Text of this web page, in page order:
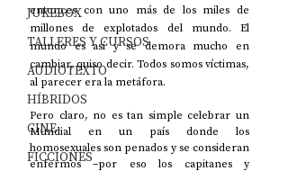
JUKEBOX
TALLERES Y CURSOS
AUDIOTEXTO
HÍBRIDOS
CINE
FICCIONES
entonces con uno más de los miles de
millones de explotados del mundo. El
mundo es así y se demora mucho en
cambiar, quiso decir. Todos somos víctimas,
al parecer era la metáfora.
Pero claro, no es tan simple celebrar un
Mundial en un país donde los
homosexuales son penados y se consideran
enfermos –por eso los capitanes y